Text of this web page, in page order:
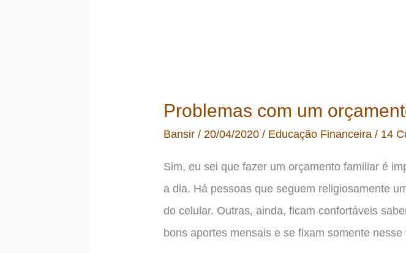
Problemas com um
Bansir/20/04/2020/ Educação Financeira / 14
Sim, eu sei que fazer um orçamento familiar é
a dia. Há pessoas que seguem religiosamente
do celular. Outras, ainda, ficam confortáveis
bons aportes mensais e se fixam somente